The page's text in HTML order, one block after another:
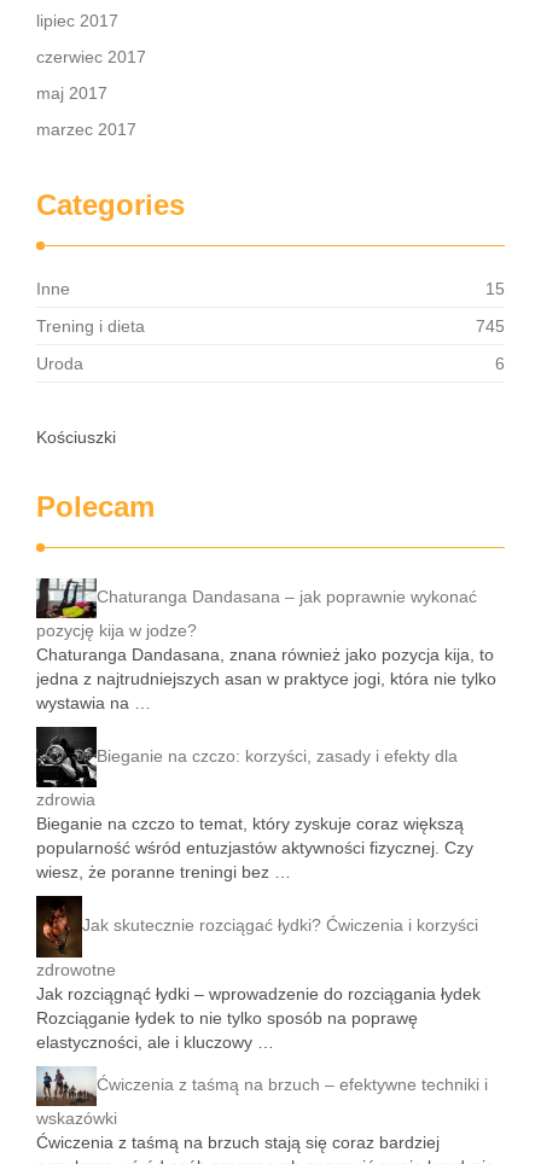
lipiec 2017
czerwiec 2017
maj 2017
marzec 2017
Categories
Inne
15
Trening i dieta
745
Uroda
6
Kościuszki
Polecam
Chaturanga Dandasana – jak poprawnie wykonać
pozycję kija w jodze?
Chaturanga Dandasana, znana również jako pozycja kija, to
jedna z najtrudniejszych asan w praktyce jogi, która nie tylko
wystawia na …
Bieganie na czczo: korzyści, zasady i efekty dla
zdrowia
Bieganie na czczo to temat, który zyskuje coraz większą
popularność wśród entuzjastów aktywności fizycznej. Czy
wiesz, że poranne treningi bez …
Jak skutecznie rozciągać łydki? Ćwiczenia i korzyści
zdrowotne
Jak rozciągnąć łydki – wprowadzenie do rozciągania łydek
Rozciąganie łydek to nie tylko sposób na poprawę
elastyczności, ale i kluczowy …
Ćwiczenia z taśmą na brzuch – efektywne techniki i
wskazówki
Ćwiczenia z taśmą na brzuch stają się coraz bardziej